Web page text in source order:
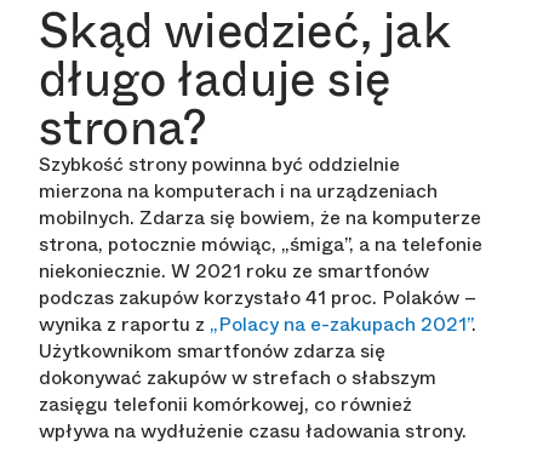
Skąd wiedzieć, jak
długo ładuje się
strona?
Szybkość strony powinna być oddzielnie
mierzona na komputerach i na urządzeniach
mobilnych. Zdarza się bowiem, że na komputerze
strona, potocznie mówiąc, „śmiga”, a na telefonie
niekoniecznie. W 2021 roku ze smartfonów
podczas zakupów korzystało 41 proc. Polaków –
wynika z raportu z „Polacy na e-zakupach 2021”.
Użytkownikom smartfonów zdarza się
dokonywać zakupów w strefach o słabszym
zasięgu telefonii komórkowej, co również
wpływa na wydłużenie czasu ładowania strony.